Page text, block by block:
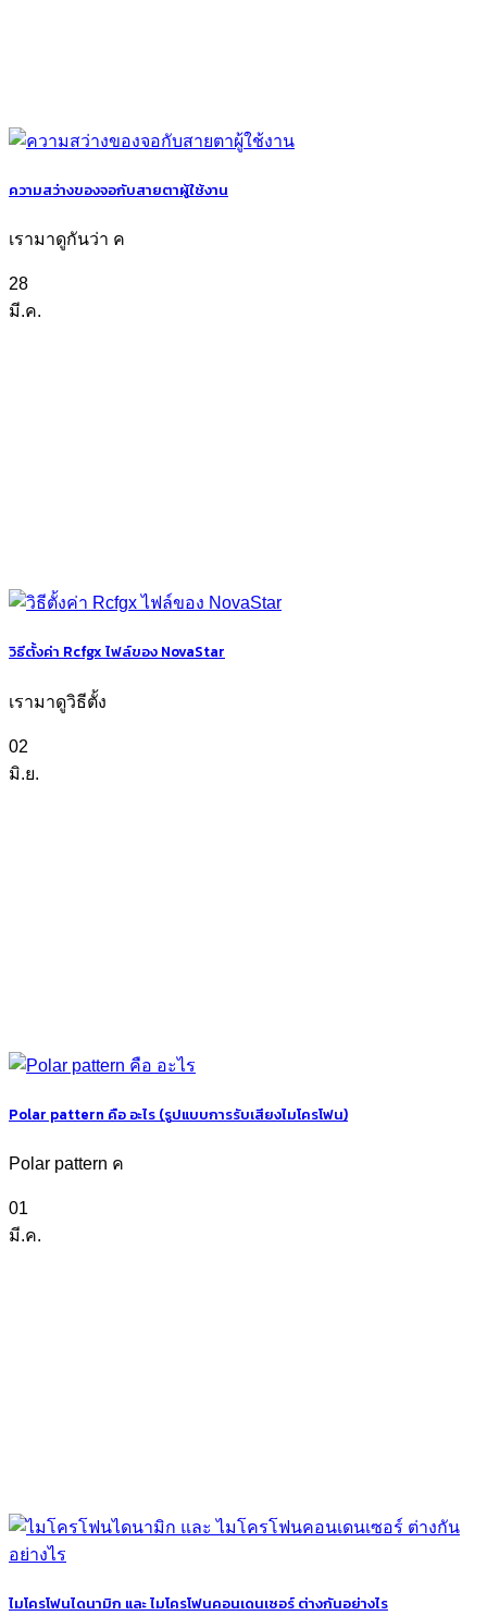
ความสว่างของจอกับสายตาผู้ใช้งาน
เรามาดูกันว่า ค
28
มี.ค.
วิธีตั้งค่า Rcfgx ไฟล์ของ NovaStar
เรามาดูวิธีตั้ง
02
มิ.ย.
Polar pattern คือ อะไร (รูปแบบการรับเสียงไมโครโฟน)
Polar pattern ค
01
มี.ค.
ไมโครโฟนไดนามิก และ ไมโครโฟนคอนเดนเซอร์ ต่างกันอย่างไร